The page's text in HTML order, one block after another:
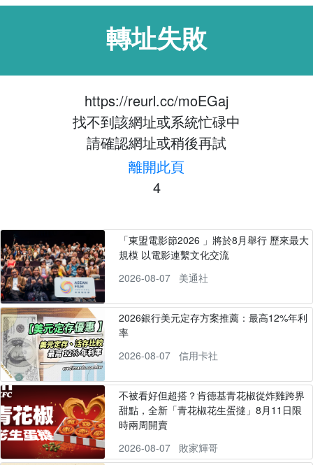
轉址失敗
https://reurl.cc/moEGaj
找不到該網址或系統忙碌中
請確認網址或稍後再試
離開此頁
4
「東盟電影節2026 」將於8月舉行 歷來最大
規模 以電影連繫文化交流
2026-08-07
美通社
2026銀行美元定存方案推薦：最高12%年利
率
2026-08-07
信用卡社
不被看好但超搭？肯德基青花椒從炸雞跨界
甜點，全新「青花椒花生蛋撻」8月11日限
時兩周開賣
2026-08-07
敗家輝哥